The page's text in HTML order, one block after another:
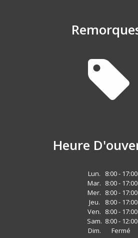
Heure
Lun.
8:00 - 17:00
Mar. 8:00 - 17:00
Mer. 8:00 - 17:00
Jeu.
8:00 - 17:00
Ven. 8:00 - 17:00
Sam. 8:00 - 12:00
Dim.
Fermé